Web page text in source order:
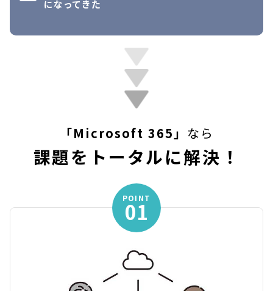
になってきた
「Microsoft 365」 なら
課題をトータルに解決！
POINT
01